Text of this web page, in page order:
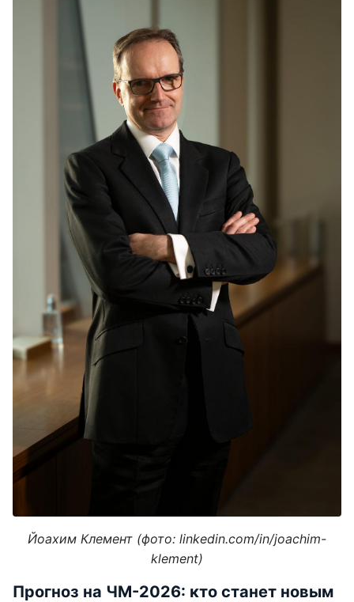
Йоахим Клемент (фото: linkedin.com/in/joachim-
klement)
Прогноз на ЧМ-2026: кто станет новым